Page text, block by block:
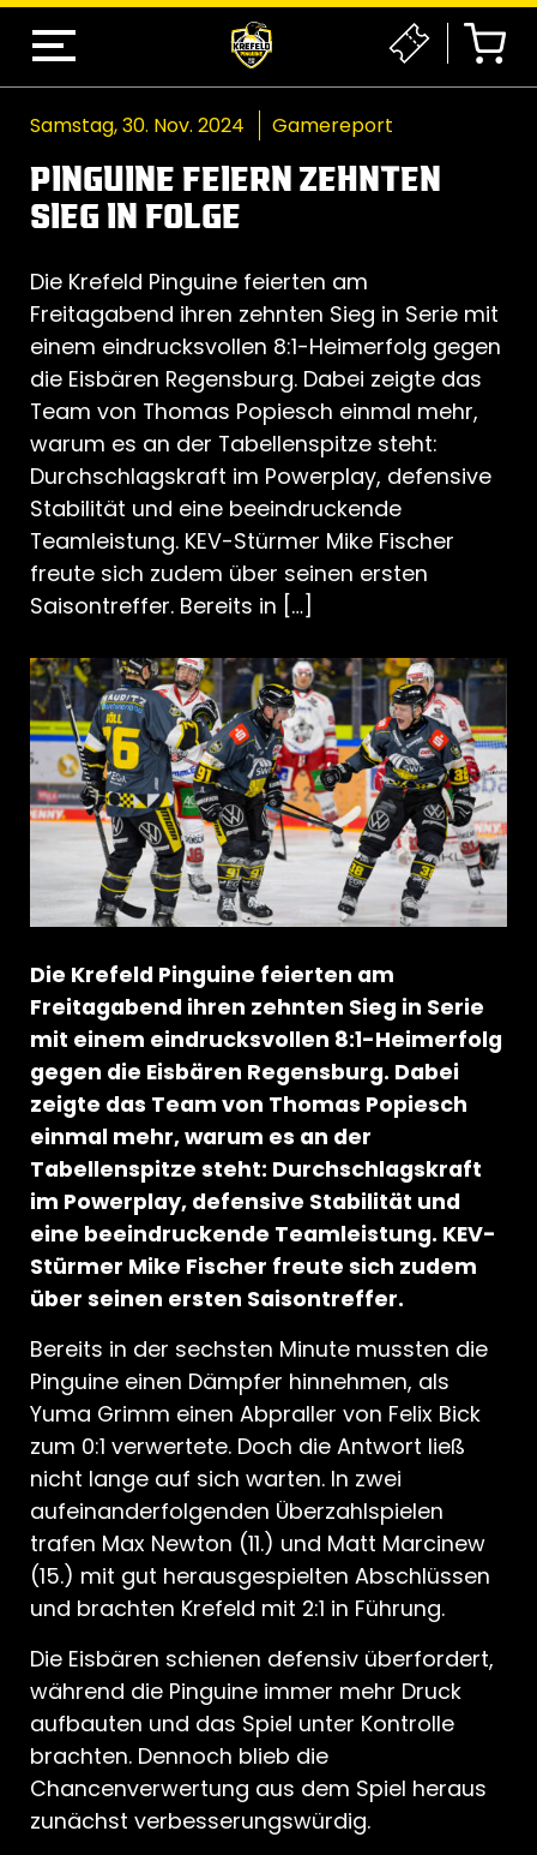
Samstag, 30. Nov. 2024 Gamereport
PINGUINE FEIERN ZEHNTEN
SIEG IN FOLGE
Die Krefeld Pinguine feierten am
Freitagabend ihren zehnten Sieg in Serie mit
einem eindrucksvollen 8:1-Heimerfolg gegen
die Eisbären Regensburg. Dabei zeigte das
Team von Thomas Popiesch einmal mehr,
warum es an der Tabellenspitze steht:
Durchschlagskraft im Powerplay, defensive
Stabilität und eine beeindruckende
Teamleistung. KEV-Stürmer Mike Fischer
freute sich zudem über seinen ersten
Saisontreffer. Bereits in […]
Die Krefeld Pinguine feierten am
Freitagabend ihren zehnten Sieg in Serie
mit einem eindrucksvollen 8:1-Heimerfolg
gegen die Eisbären Regensburg. Dabei
zeigte das Team von Thomas Popiesch
einmal mehr, warum es an der
Tabellenspitze steht: Durchschlagskraft
im Powerplay, defensive Stabilität und
eine beeindruckende Teamleistung. KEV-
Stürmer Mike Fischer freute sich zudem
über seinen ersten Saisontreffer.
Bereits in der sechsten Minute mussten die
Pinguine einen Dämpfer hinnehmen, als
Yuma Grimm einen Abpraller von Felix Bick
zum 0:1 verwertete. Doch die Antwort ließ
nicht lange auf sich warten. In zwei
aufeinanderfolgenden Überzahlspielen
trafen Max Newton (11.) und Matt Marcinew
(15.) mit gut herausgespielten Abschlüssen
und brachten Krefeld mit 2:1 in Führung.
Die Eisbären schienen defensiv überfordert,
während die Pinguine immer mehr Druck
aufbauten und das Spiel unter Kontrolle
brachten. Dennoch blieb die
Chancenverwertung aus dem Spiel heraus
zunächst verbesserungswürdig.